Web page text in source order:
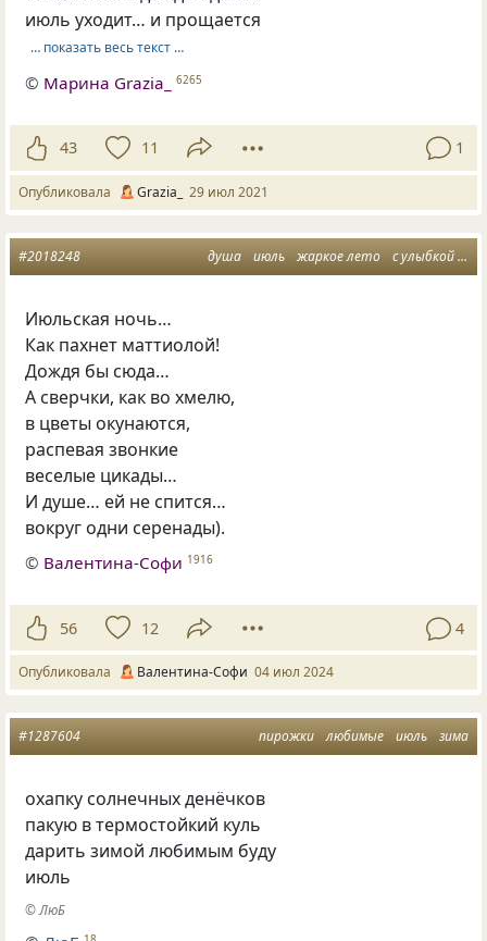
июль уходит… и прощается
… показать весь текст …
© Марина Grazia_ 6265
43 11 1
Опубликовала Grazia_ 29 июл 2021
душа июль жаркое лето с улыбкой
#2018248
Июльская ночь…
Как пахнет маттиолой!
Дождя бы сюда…
А сверчки, как во хмелю,
в цветы окунаются,
распевая звонкие
веселые цикады…
И душе… ей не спится…
вокруг одни серенады).
© Валентина-Софи 1916
56 12 4
Опубликовала Валентина-Софи 04 июл 2024
пирожки любимые июль зима
#1287604
охапку солнечных денёчков
пакую в термостойкий куль
дарить зимой любимым буду
июль
© ЛюБ